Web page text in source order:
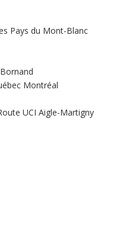
Pays du Mont-Blanc
Montréal
UCI Aigle-Martigny